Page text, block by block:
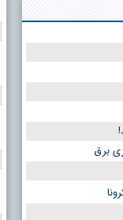
برق